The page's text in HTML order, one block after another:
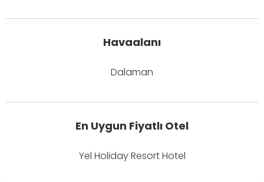
Havaalanı
Dalaman
En Uygun Fiyatlı Otel
Yel Holiday Resort Hotel